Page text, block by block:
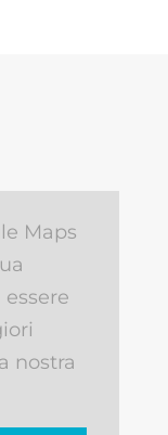
Maps
nostra